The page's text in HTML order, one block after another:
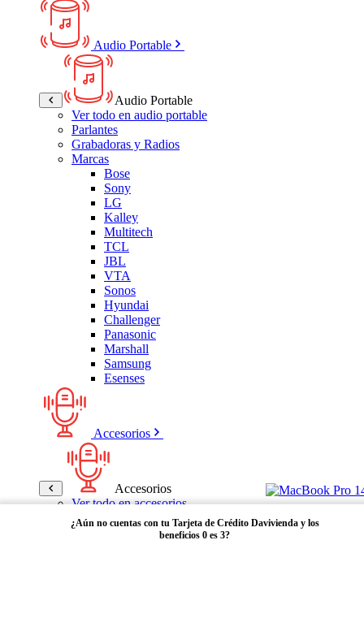
Audio Portable
Audio Portable
Ver todo en audio portable
Parlantes
Grabadoras y Radios
Marcas
Bose
Sony
LG
Kalley
Multitech
TCL
JBL
VTA
Sonos
Hyundai
Challenger
Panasonic
Marshall
Samsung
Esenses
Accesorios
Accesorios
Ver todo en accesorios
Micrófonos
Bases
¿Aún no cuentas con tu Tarjeta de Crédito Davivienda y los
beneficios 0 es 3?